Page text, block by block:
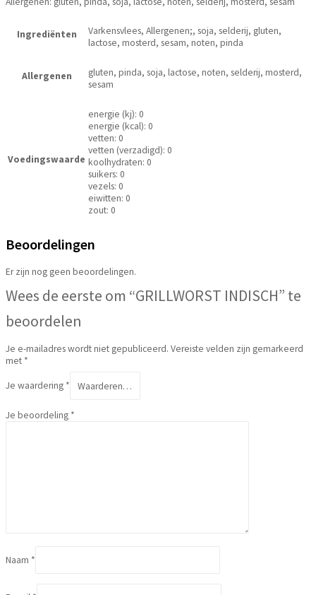
Ingrediënten
Varkensvlees, Allergenen;, soja, selderij, gluten,
lactose, mosterd, sesam, noten, pinda
Allergenen
gluten, pinda, soja, lactose, noten, selderij, mosterd,
sesam
Voedingswaarde
energie (kj): 0
energie (kcal): 0
vetten: 0
vetten (verzadigd): 0
koolhydraten: 0
suikers: 0
vezels: 0
eiwitten: 0
zout: 0
Beoordelingen
Er zijn nog geen beoordelingen.
Wees de eerste om “GRILLWORST INDISCH” te
beoordelen
Je e-mailadres wordt niet gepubliceerd. Vereiste velden zijn gemarkeerd
met *
Je waardering *
Je beoordeling *
Naam *